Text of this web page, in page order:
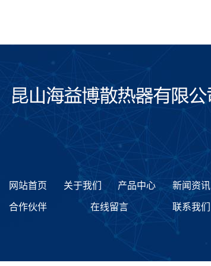
网站首页 关于我们 产品中心 新闻资讯
合作伙伴 在线留言 联系我们